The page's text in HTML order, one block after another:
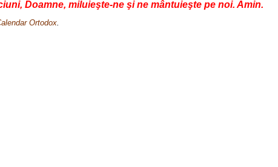
Doamne, miluieşte-ne şi ne mântuieşte pe noi. Amin.
Ortodox.